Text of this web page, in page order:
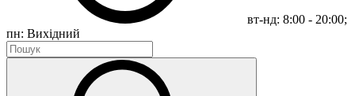
вт-нд: 8:00 - 20:00;
пн: Вихідний